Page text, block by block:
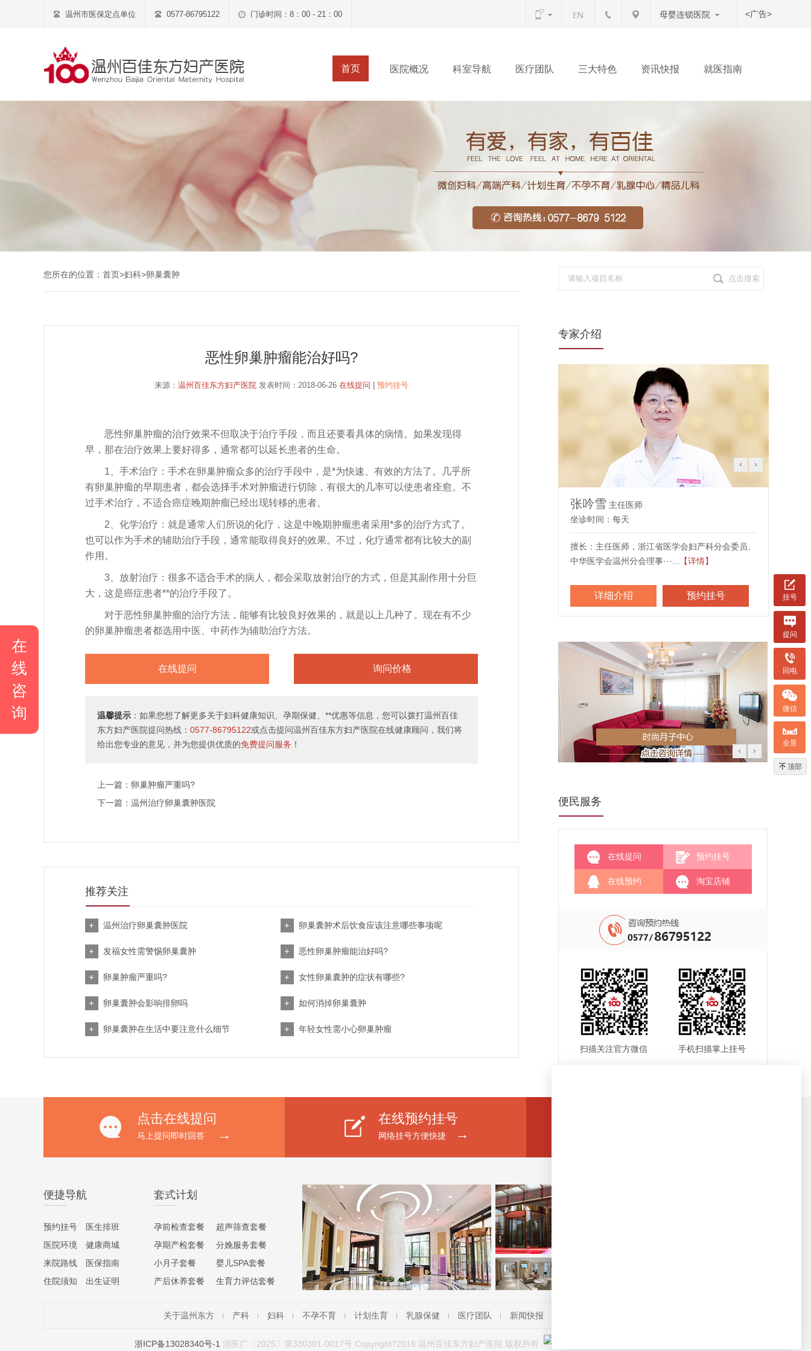
<广告>
温州市医保定点单位 0577-86795122 门诊时间：8：00 - 21：00 母婴连锁医院
首页 医院概况 科室导航 医疗团队 三大特色 资讯快报 就医指南
您所在的位置： 首页>妇科>卵巢囊肿 点击搜索
恶性卵巢肿瘤能治好吗?
来源： 温州百佳东方妇产医院 发表时间：2018-06-26 在线提问 预约挂号
恶性卵巢肿瘤的治疗效果不但取决于治疗手段，而且还要看具体的病情。如果发现得
早，那在治疗效果上要好得多，通常都可以延长患者的生命。
1、手术治疗：手术在卵巢肿瘤众多的治疗手段中，是*为快速、有效的方法了。几乎所
有卵巢肿瘤的早期患者，都会选择手术对肿瘤进行切除，有很大的几率可以使患者痊愈。不
过手术治疗，不适合癌症晚期肿瘤已经出现转移的患者。
2、化学治疗：就是通常人们所说的化疗，这是中晚期肿瘤患者采用*多的治疗方式了。
也可以作为手术的辅助治疗手段，通常能取得良好的效果。不过，化疗通常都有比较大的副
作用。
3、放射治疗：很多不适合手术的病人，都会采取放射治疗的方式，但是其副作用十分巨
大，这是癌症患者**的治疗手段了。
对于恶性卵巢肿瘤的治疗方法，能够有比较良好效果的，就是以上几种了。现在有不少
的卵巢肿瘤患者都选用中医、中药作为辅助治疗方法。
在线提问 询问价格
温馨提示 ：如果您想了解更多关于妇科健康知识、孕期保健、**优惠等信息，您可以拨打温州百佳
东方妇产医院提问热线： 0577-86795122或点击提问温州百佳东方妇产医院在线健康顾问，我们将
给出您专业的意见，并为您提供优质的免费提问服务 ！
上一篇： 卵巢肿瘤严重吗?
下一篇： 温州治疗卵巢囊肿医院
推荐关注
温州治疗卵巢囊肿医院 卵巢囊肿术后饮食应该注意哪些事项呢
发福女性需警惕卵巢囊肿 恶性卵巢肿瘤能治好吗?
卵巢肿瘤严重吗? 女性卵巢囊肿的症状有哪些?
卵巢囊肿会影响排卵吗 如何消掉卵巢囊肿
卵巢囊肿在生活中要注意什么细节 年轻女性需小心卵巢肿瘤
专家介绍
坐诊时间：每天
擅长：从事妇科生殖助孕工作二十余年，师从全国
张吟雪 主任医师
坐诊时间：每天
擅长：主任医师，浙江省医学会妇产科分会委员、
中华医学会温州分会理事···...
【详情】
详细介绍 预约挂号
便民服务
在线提问 预约挂号
在线预约 淘宝店铺
扫描关注官方微信 手机扫描掌上挂号
点击在线提问
马上提问即时回答
在线预约挂号
网络挂号方便快捷
便捷导航
预约挂号
医生排班
医院环境
健康商城
来院路线
医保指南
住院须知
出生证明
套式计划
孕前检查套餐
超声筛查套餐
孕期产检套餐
分娩服务套餐
小月子套餐
婴儿SPA套餐
产后休养套餐
生育力评估套餐
关于温州东方 产科 妇科 不孕不育 计划生育 乳腺保健 医疗团队 新闻快报
浙ICP备13028340号-1 浙医广〔2025〕第330301-0017号 Copyright?2016 温州百佳东方妇产医院 版权所有
挂号
提问
回电
微信
全景
顶部
在
线
咨
询